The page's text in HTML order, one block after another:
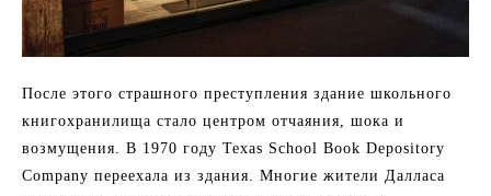
После этого страшного преступления здание школьного
книгохранилища стало центром отчаяния, шока и
возмущения. В 1970 году Texas School Book Depository
Company переехала из здания. Многие жители Далласа